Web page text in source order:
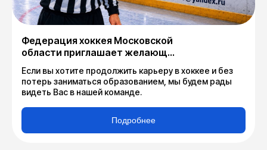
Федерация хоккея Московской
области приглашает желающих
для обучение судейству
Если вы хотите продолжить карьеру в хоккее и без
потерь заниматься образованием, мы будем рады
видеть Вас в нашей команде.
Подробнее